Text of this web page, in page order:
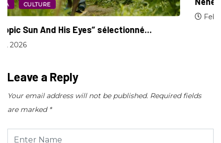
CINÉMA CULTURE
Tropic Sun And His Eyes” sélectionné...
17, 2026
Leave a Reply
Your email address will not be published. Required fields
are marked *